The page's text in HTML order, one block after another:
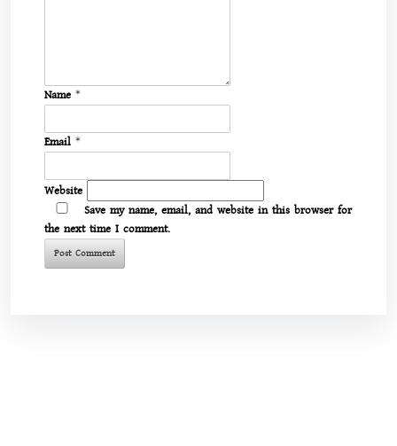
Name *
Email *
Website
Save my name, email, and website in this browser for
the next time I comment.